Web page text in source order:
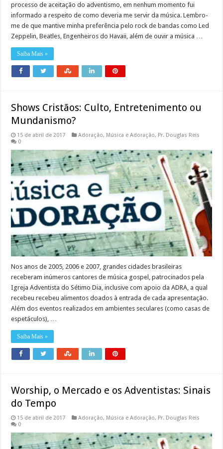
processo de aceitação do adventismo, em nenhum momento fui
informado a respeito de como deveria me servir da música. Lembro-
me de que mantive minha preferência pelo rock de bandas como Led
Zeppelin, Beatles, Engenheiros do Havaii, além de ouvir a música …
Saiba Mais »
Shows Cristãos: Culto, Entretenimento ou
Mundanismo?
15 de abril de 2017 Adoração, Música e Adoração, Pr. Douglas Reis
0
Nos anos de 2005, 2006 e 2007, grandes cidades brasileiras
receberam inúmeros cantores de música gospel, patrocinados pela
Igreja Adventista do Sétimo Dia, inclusive com apoio da ADRA, a qual
recebeu recebeu alimentos doados à entrada de cada apresentação.
Além dos eventos realizados em ambientes seculares (como casas de
espetáculos), …
Saiba Mais »
Worship, o Mercado e os Adventistas: Sinais
do Tempo
15 de abril de 2017 Adoração, Música e Adoração, Pr. Douglas Reis
0